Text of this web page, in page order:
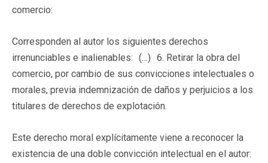
comercio:
Corresponden al autor los siguientes derechos
irrenunciables e inalienables: (…) 6. Retirar la obra del
comercio, por cambio de sus convicciones intelectuales o
morales, previa indemnización de daños y perjuicios a los
titulares de derechos de explotación.
Este derecho moral explícitamente viene a reconocer la
existencia de una doble convicción intelectual en el autor: